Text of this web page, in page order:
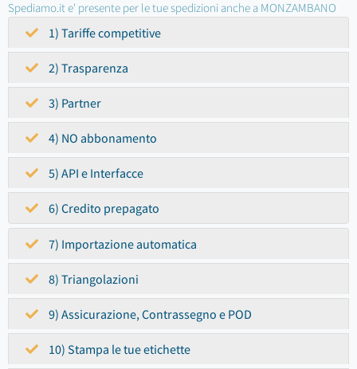
Spediamo.it e' presente per le tue spedizioni anche a MONZAMBANO
1) Tariffe competitive
2) Trasparenza
3) Partner
4) NO abbonamento
5) API e Interfacce
6) Credito prepagato
7) Importazione automatica
8) Triangolazioni
9) Assicurazione, Contrassegno e POD
10) Stampa le tue etichette